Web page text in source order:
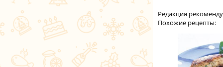
Редакция
Похожие рецепты: